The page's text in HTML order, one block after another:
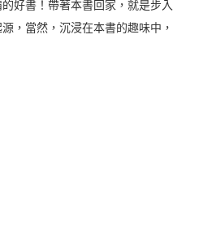
好書！帶著本書回家，就是步入
，當然，沉浸在本書的趣味中，